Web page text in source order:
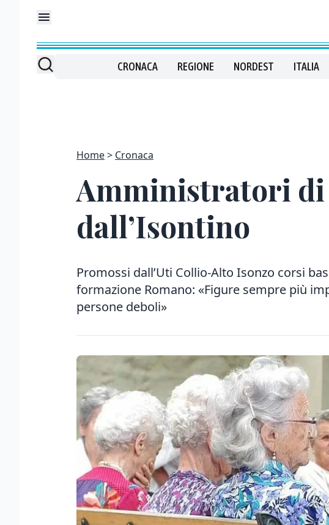
CRONACA REGIONE NORDEST ITALIA
Home Cronaca
Amministratori di
dall’Isontino
Promossi dall’Uti Collio-Alto Isonzo corsi
formazione Romano: «Figure sempre più
persone deboli»